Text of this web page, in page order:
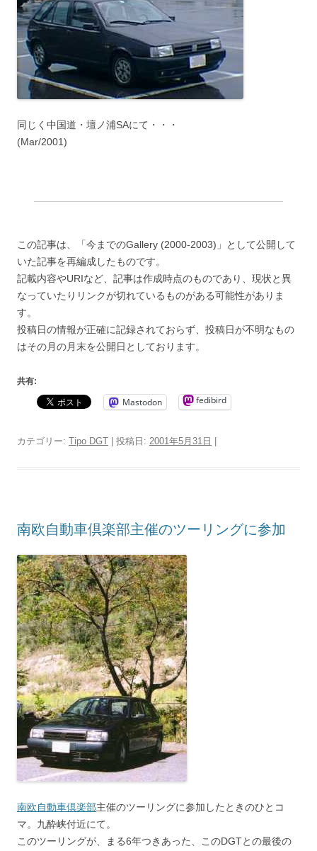
同じく中国道・壇ノ浦SAにて・・・
(Mar/2001)
この記事は、「今までのGallery (2000-2003)」として公開して
いた記事を再編成したものです。
記載内容やURIなど、記事は作成時点のものであり、現状と異
なっていたりリンクが切れているものがある可能性がありま
す。
投稿日の情報が正確に記録されておらず、投稿日が不明なもの
はその月の月末を公開日としております。
共有:
Mastodon fedibird
カテゴリー: Tipo DGT | 投稿日: 2001年5月31日 |
南欧自動車倶楽部主催のツーリングに参加
南欧自動車倶楽部主催のツーリングに参加したときのひとコ
マ。九酔峡付近にて。
このツーリングが、まる6年つきあった、このDGTとの最後の